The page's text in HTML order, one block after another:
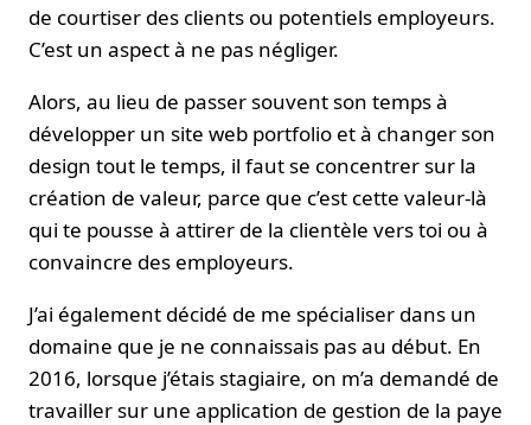
de courtiser des clients ou potentiels employeurs.
C’est un aspect à ne pas négliger.
Alors, au lieu de passer souvent son temps à
développer un site web portfolio et à changer son
design tout le temps, il faut se concentrer sur la
création de valeur, parce que c’est cette valeur-là
qui te pousse à attirer de la clientèle vers toi ou à
convaincre des employeurs.
J’ai également décidé de me spécialiser dans un
domaine que je ne connaissais pas au début. En
2016, lorsque j’étais stagiaire, on m’a demandé de
travailler sur une application de gestion de la paye